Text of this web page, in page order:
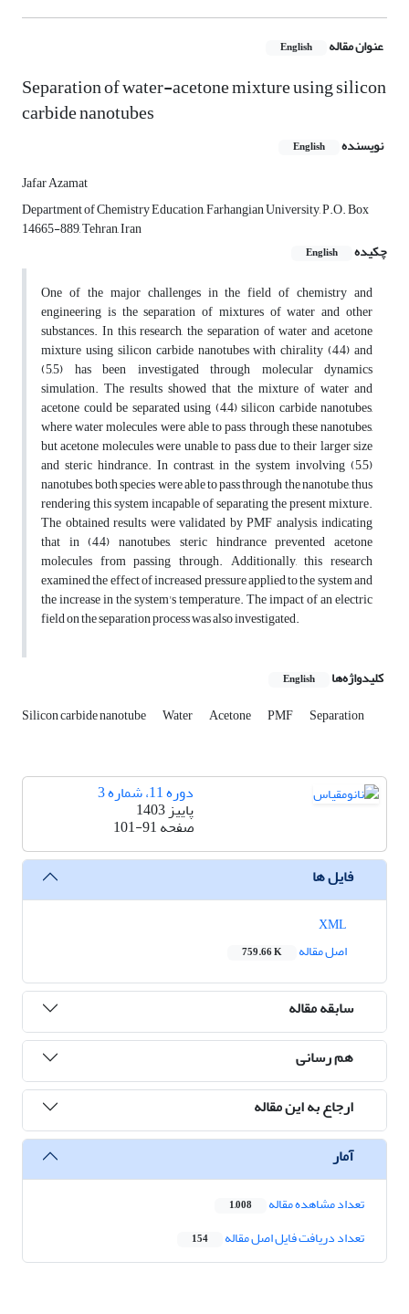
عنوان مقاله English
Separation of water-acetone mixture using silicon
carbide nanotubes
نویسنده English
Jafar Azamat
Department of Chemistry Education, Farhangian University, P.O. Box
14665-889, Tehran, Iran
چکیده
English
One of the major challenges in the field of chemistry and
engineering is the separation of mixtures of water and other
substances. In this research, the separation of water and acetone
mixture using silicon carbide nanotubes with chirality (4,4) and
(5,5) has been investigated through molecular dynamics
simulation. The results showed that the mixture of water and
acetone could be separated using (4,4) silicon carbide nanotubes,
where water molecules were able to pass through these nanotubes,
but acetone molecules were unable to pass due to their larger size
and steric hindrance. In contrast, in the system involving (5,5)
nanotubes, both species were able to pass through the nanotube, thus
rendering this system incapable of separating the present mixture.
The obtained results were validated by PMF analysis, indicating
that in (4,4) nanotubes, steric hindrance prevented acetone
molecules from passing through. Additionally, this research
examined the effect of increased pressure applied to the system and
the increase in the system's temperature. The impact of an electric
field on the separation process was also investigated.
کلیدواژه‌ها English
Silicon carbide nanotube Water Acetone PMF Separation
دوره 11، شماره 3
پاییز 1403
صفحه101-91
فایل ها
اصل مقاله
759.66 K
سابقه مقاله
هم رسانی
ارجاع به این مقاله
آمار
تعداد مشاهده مقاله 1,008
تعداد دریافت فایل اصل مقاله 154